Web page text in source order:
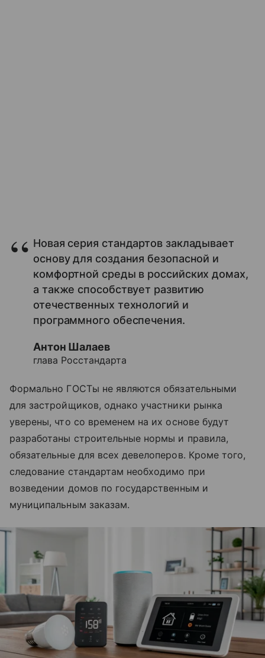
Новая серия стандартов закладывает
основу для создания безопасной и
комфортной среды в российских домах,
а также способствует развитию
отечественных технологий и
программного обеспечения.
Антон Шалаев
глава Росстандарта
Формально ГОСТы не являются обязательными
для застройщиков, однако участники рынка
уверены, что со временем на их основе будут
разработаны строительные нормы и правила,
обязательные для всех девелоперов. Кроме того,
следование стандартам необходимо при
возведении домов по государственным и
муниципальным заказам.